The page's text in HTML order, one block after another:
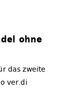
ohne
das zweite
ver.di